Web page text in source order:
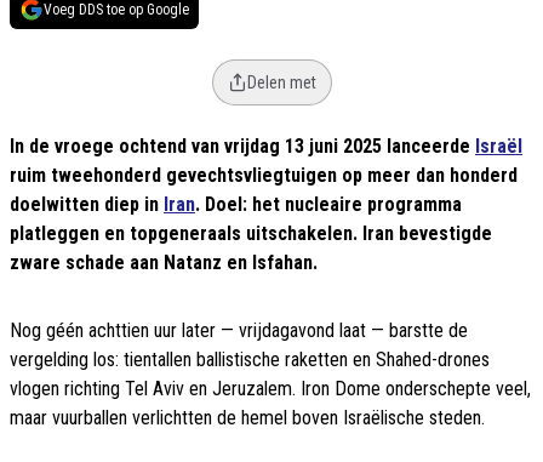
Voeg DDS toe op Google
Delen met
In de vroege ochtend van vrijdag 13 juni 2025 lanceerde Israël
ruim tweehonderd gevechtsvliegtuigen op meer dan honderd
doelwitten diep in Iran. Doel: het nucleaire programma
platleggen en topgeneraals uitschakelen. Iran bevestigde
zware schade aan Natanz en Isfahan.
Nog géén achttien uur later — vrijdagavond laat — barstte de
vergelding los: tientallen ballistische raketten en Shahed-drones
vlogen richting Tel Aviv en Jeruzalem. Iron Dome onderschepte veel,
maar vuurballen verlichtten de hemel boven Israëlische steden.